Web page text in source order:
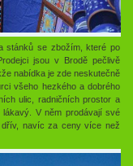
stánků se zbožím, které po
jsou v Brodě pečlivě
nabídka je zde neskutečně
všeho hezkého a dobrého
ulic, radničních prostor a
V něm prodávají své
navíc za ceny více než